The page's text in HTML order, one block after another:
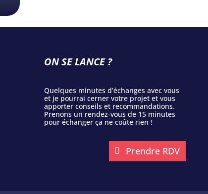
ON SE LANCE ?
Quelques minutes d’échanges avec vous
et je pourrai cerner votre projet et vous
apporter conseils et recommandations.
Prenons un rendez-vous de 15 minutes
pour échanger ça ne coûte rien !
Prendre RDV